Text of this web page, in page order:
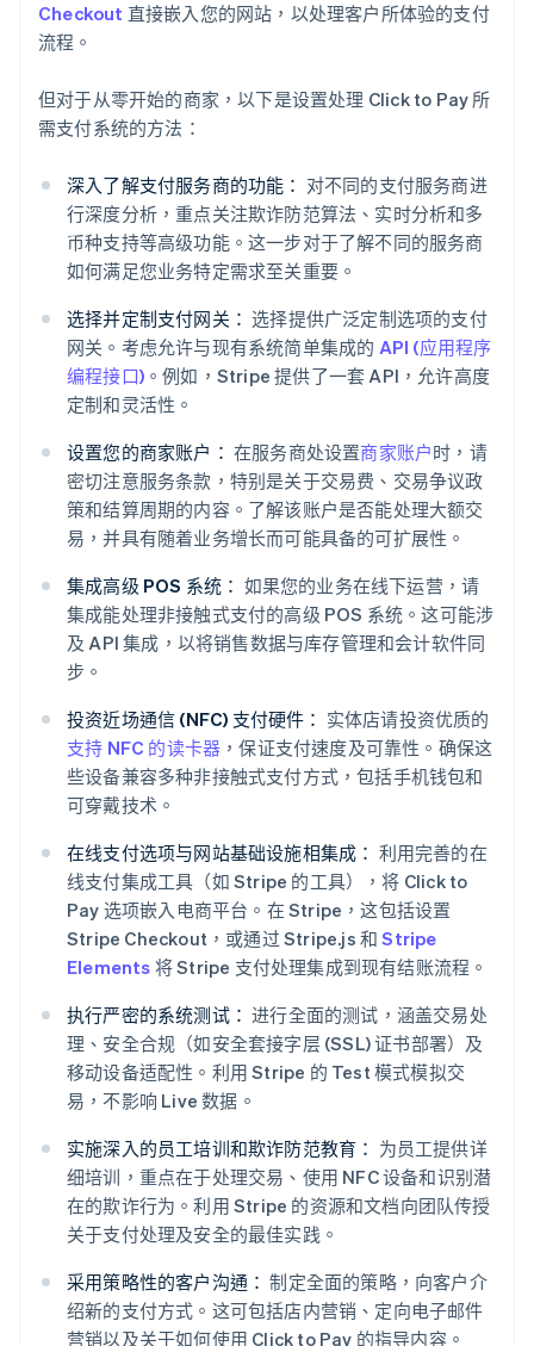
Checkout 直接嵌入您的网站，以处理客户所体验的支付
流程。
但对于从零开始的商家，以下是设置处理 Click to Pay 所
需支付系统的方法：
深入了解支付服务商的功能： 对不同的支付服务商进
行深度分析，重点关注欺诈防范算法、实时分析和多
币种支持等高级功能。这一步对于了解不同的服务商
如何满足您业务特定需求至关重要。
选择并定制支付网关： 选择提供广泛定制选项的支付
网关。考虑允许与现有系统简单集成的 API (应用程序
编程接口) 。例如，Stripe 提供了一套 API，允许高度
定制和灵活性。
设置您的商家账户： 在服务商处设置商家账户时，请
密切注意服务条款，特别是关于交易费、交易争议政
策和结算周期的内容。了解该账户是否能处理大额交
易，并具有随着业务增长而可能具备的可扩展性。
集成高级 POS 系统： 如果您的业务在线下运营，请
集成能处理非接触式支付的高级 POS 系统。这可能涉
及 API 集成，以将销售数据与库存管理和会计软件同
步。
投资近场通信 (NFC) 支付硬件： 实体店请投资优质的
支持 NFC 的读卡器 ，保证支付速度及可靠性。确保这
些设备兼容多种非接触式支付方式，包括手机钱包和
可穿戴技术。
在线支付选项与网站基础设施相集成： 利用完善的在
线支付集成工具（如 Stripe 的工具），将 Click to
Pay 选项嵌入电商平台。在 Stripe，这包括设置
Stripe Checkout，或通过 Stripe.js 和Stripe
Elements 将 Stripe 支付处理集成到现有结账流程。
执行严密的系统测试： 进行全面的测试，涵盖交易处
理、安全合规（如安全套接字层 (SSL) 证书部署）及
移动设备适配性。利用 Stripe 的 Test 模式模拟交
易，不影响 Live 数据。
实施深入的员工培训和欺诈防范教育： 为员工提供详
细培训，重点在于处理交易、使用 NFC 设备和识别潜
在的欺诈行为。利用 Stripe 的资源和文档向团队传授
关于支付处理及安全的最佳实践。
采用策略性的客户沟通： 制定全面的策略，向客户介
绍新的支付方式。这可包括店内营销、定向电子邮件
营销以及关于如何使用 Click to Pay 的指导内容。